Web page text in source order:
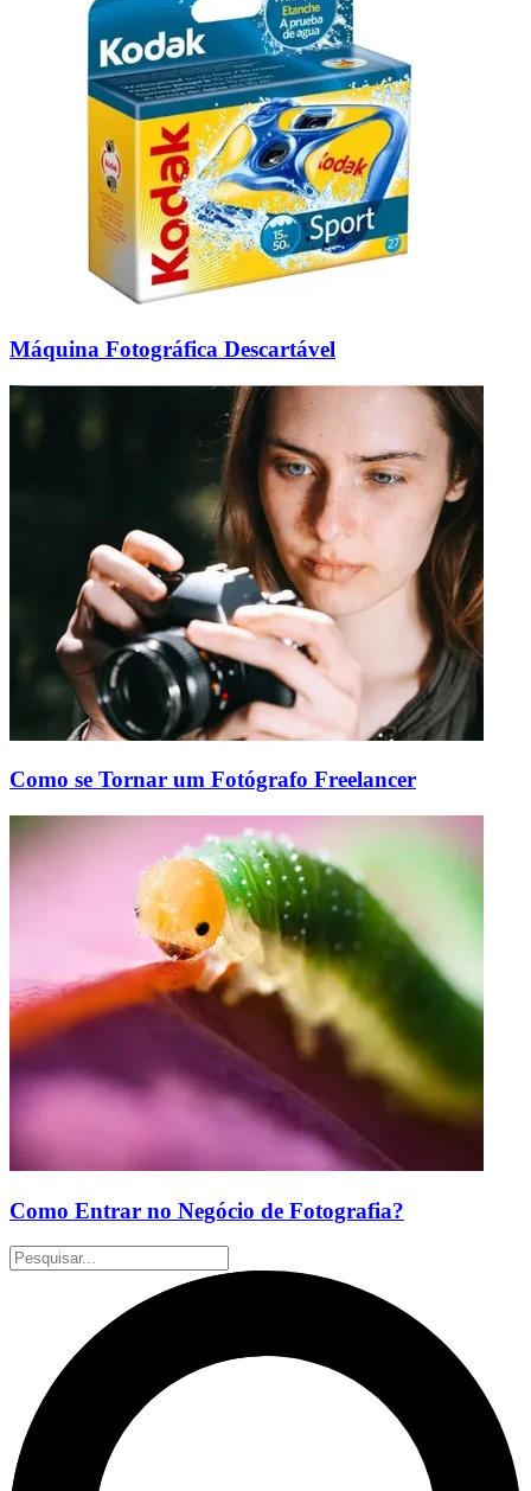
Máquina Fotográfica Descartável
Como se Tornar um Fotógrafo Freelancer
Como Entrar no Negócio de Fotografia?